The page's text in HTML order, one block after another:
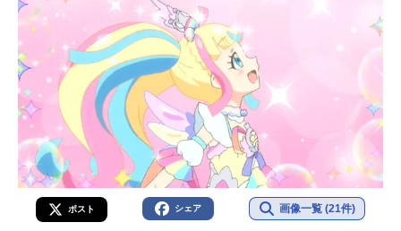
ポスト シェア 画像一覧 (21件)